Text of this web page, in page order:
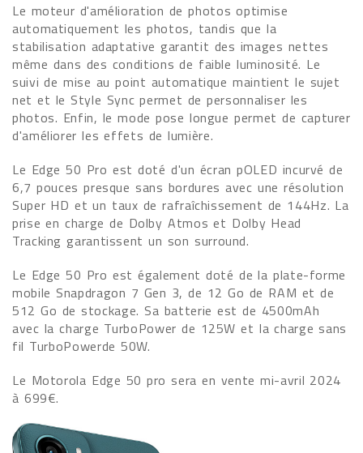
Le moteur d'amélioration de photos optimise
automatiquement les photos, tandis que la
stabilisation adaptative garantit des images nettes
même dans des conditions de faible luminosité. Le
suivi de mise au point automatique maintient le sujet
net et le Style Sync permet de personnaliser les
photos. Enfin, le mode pose longue permet de capturer
d'améliorer les effets de lumière.
Le Edge 50 Pro est doté d'un écran pOLED incurvé de
6,7 pouces presque sans bordures avec une résolution
Super HD et un taux de rafraîchissement de 144Hz. La
prise en charge de Dolby Atmos et Dolby Head
Tracking garantissent un son surround.
Le Edge 50 Pro est également doté de la plate-forme
mobile Snapdragon 7 Gen 3, de 12 Go de RAM et de
512 Go de stockage. Sa batterie est de 4500mAh
avec la charge TurboPower de 125W et la charge sans
fil TurboPowerde 50W.
Le Motorola Edge 50 pro sera en vente mi-avril 2024
à 699€.